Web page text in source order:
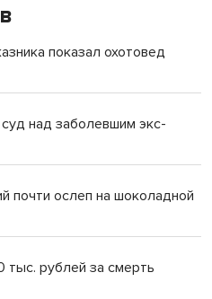
показал охотовед
над заболевшим экс-
почти ослеп на шоколадной
рублей за смерть